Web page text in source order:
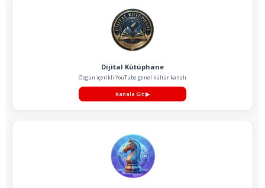
Dijital Kütüphane
Özgün içerikli YouTube genel kültür kanalı
Kanala Git▶